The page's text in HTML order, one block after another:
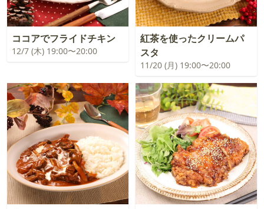
ココアでフライドチキン
12/7 (木) 19:00〜20:00
紅茶を使ったクリームパ
スタ
11/20 (月) 19:00〜20:00